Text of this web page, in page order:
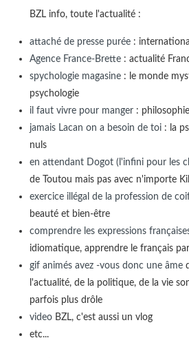
BZL info, toute l'actualité :
attaché de presse purée:
Agence France-Brette: actualité
spychologie magasine: le monde
psychologie
il faut vivre pour manger:
jamais Lacan on a besoin de toi: la
nuls
en attendant Dogot (l'infini pour les
de Toutou mais pas avec n'importe
exercice illégal de la profession de
beauté et bien-être
comprendre les expressions
idiomatique, apprendre le français
gif animés avez -vous donc une âme
l'actualité, de la politique, de la vie
parfois plus drôle
videoBZL, c'est aussi un vlog
etc...